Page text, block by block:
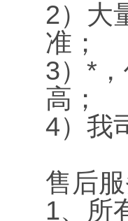
2）大
准；
3）*
高；
4）我
售后
1、所